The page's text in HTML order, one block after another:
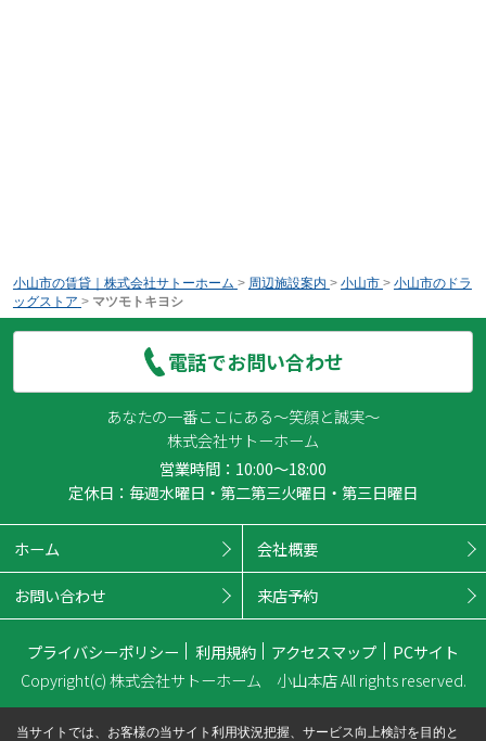
小山市の賃貸｜株式会社サトーホーム > 周辺施設案内 > 小山市 > 小山市のドラ
ッグストア > マツモトキヨシ
電話でお問い合わせ
あなたの一番ここにある～笑顔と誠実～
株式会社サトーホーム
営業時間：10:00～18:00
定休日：毎週水曜日・第二第三火曜日・第三日曜日
ホーム 会社概要
お問い合わせ 来店予約
プライバシーポリシー 利用規約 アクセスマップ
PCサイト
Copyright(c) 株式会社サトーホーム 小山本店 All rights reserved.
当サイトでは、お客様の当サイト利用状況把握、サービス向上検討を目的と